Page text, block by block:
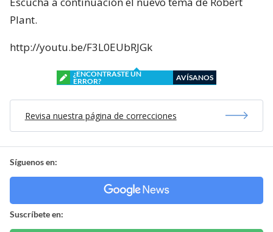
Plant.
http://youtu.be/F3L0EUbRJGk
¿ENCONTRASTE UN
ERROR?
AVÍSANOS
Revisa nuestra página de correcciones
Síguenos en:
Suscríbete en: